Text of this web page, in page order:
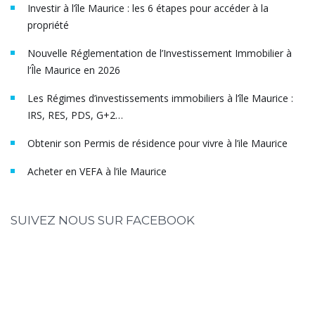
Investir à l’île Maurice : les 6 étapes pour accéder à la
propriété
Nouvelle Réglementation de l’Investissement Immobilier à
l’Île Maurice en 2026
Les Régimes d’investissements immobiliers à l’île Maurice :
IRS, RES, PDS, G+2…
Obtenir son Permis de résidence pour vivre à l’ile Maurice
Acheter en VEFA à l’ile Maurice
SUIVEZ NOUS SUR FACEBOOK